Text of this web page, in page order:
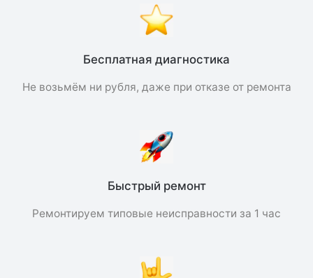
Бесплатная диагностика
Не возьмём ни рубля, даже при отказе от ремонта
Быстрый ремонт
Ремонтируем типовые неисправности за 1 час